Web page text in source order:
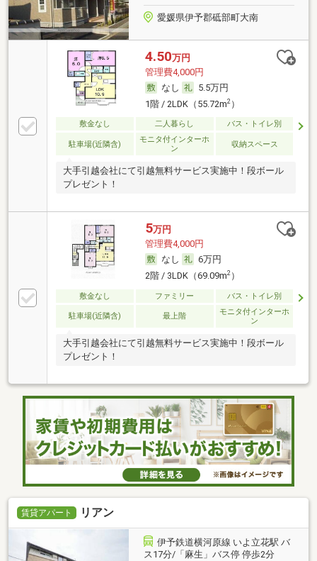
愛媛県伊予郡砥部町大南
4.50万円
管理費4,000円
なし
5.5万円
1階 / 2LDK（55.72m2）
敷金なし 二人暮らし バス・トイレ別
駐車場(近隣含)
モニタ付インターホ
ン
収納スペース
大手引越会社にて引越無料サービス実施中！段ボール
プレゼント！
5万円
管理費4,000円
なし
6万円
2階 / 3LDK（69.09m2）
敷金なし ファミリー バス・トイレ別
駐車場(近隣含) 最上階
モニタ付インターホ
ン
大手引越会社にて引越無料サービス実施中！段ボール
プレゼント！
賃貸アパート リアン
伊予鉄道横河原線 いよ立花駅 バ
ス17分/「麻生」バス停 停歩2分